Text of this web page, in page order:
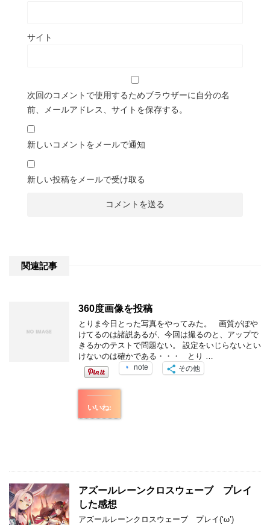
サイト
次回のコメントで使用するためブラウザーに自分の名
前、メールアドレス、サイトを保存する。
新しいコメントをメールで通知
新しい投稿をメールで受け取る
関連記事
360度画像を投稿
とりま今日とった写真をやってみた。 画質がぼや
けてるのは諸説あるが、今回は撮るのと、アップで
きるかのテストで問題ない。 設定をいじらないとい
けないのは確かである・・・ とり …
note その他
いいね:
アズールレーンクロスウェーブ プレイ
した感想
アズールレーンクロスウェーブ プレイ(‘ω’)